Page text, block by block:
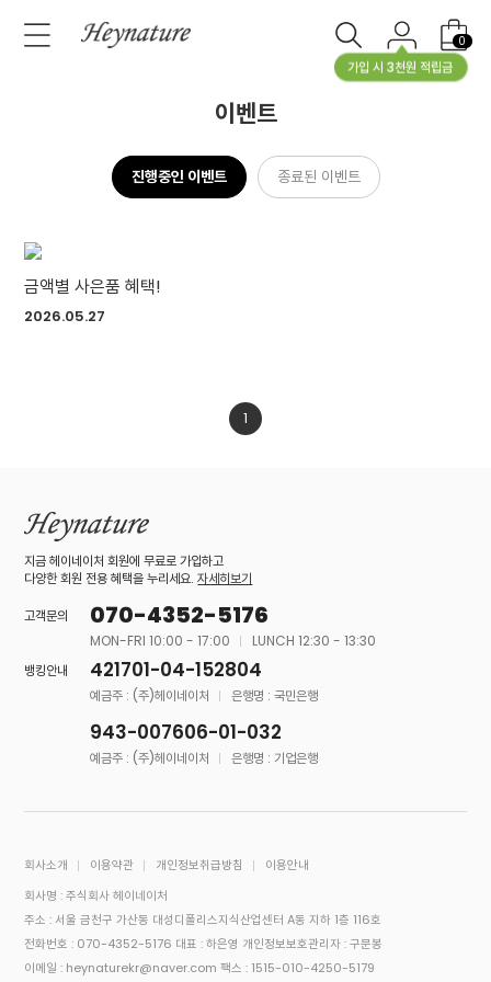
가입 시 3천원 적립금
0
이벤트
진행중인 이벤트 종료된 이벤트
금액별 사은품 혜택!
2026.05.27
1
지금 헤이네이처 회원에 무료로 가입하고
다양한 회원 전용 혜택을 누리세요.자세히보기
고객문의
070-4352-5176
MON-FRI 10:00 - 17:00
LUNCH 12:30 - 13:30
뱅킹안내
421701-04-152804
예금주 : (주)헤이네이처 은행명 : 국민은행
943-007606-01-032
예금주 : (주)헤이네이처 은행명 : 기업은행
회사소개 이용약관 개인정보취급방침
이용안내
회사명 : 주식회사 헤이네이처
주소 : 서울 금천구 가산동 대성디폴리스지식산업센터 A동 지하 1층 116호
전화번호 : 070-4352-5176 대표 : 하은영 개인정보보호관리자 : 구문봉
이메일 : heynaturekr@naver.com 팩스 : 1515-010-4250-5179